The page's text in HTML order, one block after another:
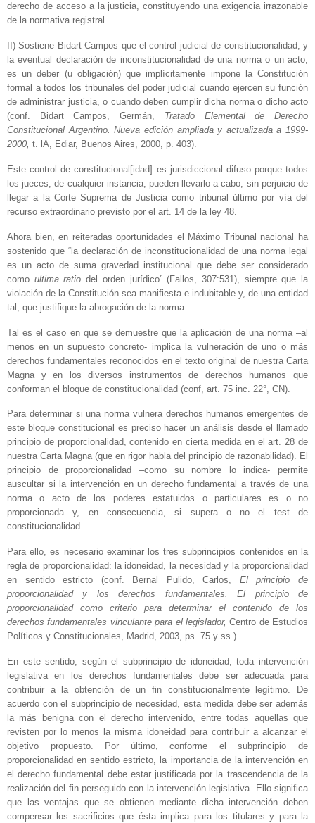
derecho de acceso a la justicia, constituyendo una exigencia irrazonable
de la normativa registral.­
II) Sostiene Bidart Campos que el control judicial de constitucionalidad, y
la eventual declaración de inconstitucionalidad de una norma o un acto,
es un deber (u obligación) que implícitamente impone la Constitución
formal a todos los tribunales del poder judicial cuando ejercen su función
de administrar justicia, o cuando deben cumplir dicha norma o dicho acto
(conf. Bidart Campos, Germán, Tratado Elemental de Derecho
Constitucional Argentino. Nueva edición ampliada y actualizada a 1999-
2000, t. lA, Ediar, Buenos Aires, 2000, p. 403).
Este control de constitucional[idad] es jurisdiccional difuso porque todos
los jueces, de cualquier instancia, pueden llevarlo a cabo, sin perjuicio de
llegar a la Corte Suprema de Justicia como tribunal último por vía del
recurso extraordinario previsto por el art. 14 de la ley 48.
Ahora bien, en reiteradas oportunidades el Máximo Tribunal nacional ha
sostenido que “la declaración de inconstitucionalidad de una norma legal
es un acto de suma gravedad institucional que debe ser considerado
como ultima ratiodel orden jurídico” (Fallos, 307:531), siempre que la
violación de la Constitución sea manifiesta e indubitable y, de una entidad
tal, que justifique la abrogación de la norma.
Tal es el caso en que se demuestre que la aplicación de una norma –al
menos en un supuesto concreto- implica la vulneración de uno o más
derechos fundamentales reconocidos en el texto original de nuestra Carta
Magna y en los diversos instrumentos de derechos humanos que
conforman el bloque de constitucionalidad (conf, art. 75 inc. 22°, CN).
Para determinar si una norma vulnera derechos humanos emergentes de
este bloque constitucional es preciso hacer un análisis desde el llamado
principio de proporcionalidad, contenido en cierta medida en el art. 28 de
nuestra Carta Magna (que en rigor habla del principio de razonabilidad). El
principio de proporcionalidad –como su nombre lo indica- permite
auscultar si la intervención en un derecho fundamental a través de una
norma o acto de los poderes estatuidos o particulares es o no
proporcionada y, en consecuencia, si supera o no el test de
constitucionalidad.
Para ello, es necesario examinar los tres subprincipios contenidos en la
regla de proporcionalidad: la idoneidad, la necesidad y la proporcionalidad
en sentido estricto (conf. Bernal Pulido, Carlos, El principio de
proporcionalidad y los derechos fundamentales. El principio de
proporcionalidad como criterio para determinar el contenido de los
derechos fundamentales vinculante para el legislador,Centro de Estudios
Políticos y Constitucionales, Madrid, 2003, ps. 75 y ss.).
En este sentido, según el subprincipio de idoneidad, toda intervención
legislativa en los derechos fundamentales debe ser adecuada para
contribuir a la obtención de un fin constitucionalmente legítimo. De
acuerdo con el subprincipio de necesidad, esta medida debe ser además
la más benigna con el derecho intervenido, entre todas aquellas que
revisten por lo menos la misma idoneidad para contribuir a alcanzar el
objetivo propuesto. Por último, conforme el subprincipio de
proporcionalidad en sentido estricto, la importancia de la intervención en
el derecho fundamental debe estar justificada por la trascendencia de la
realización del fin perseguido con la intervención legislativa. Ello significa
que las ventajas que se obtienen mediante dicha intervención deben
compensar los sacrificios que ésta implica para los titulares y para la